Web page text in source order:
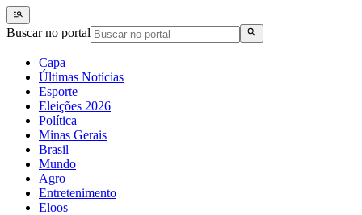
Buscar no portal
Capa
Últimas Notícias
Esporte
Eleições 2026
Política
Minas Gerais
Brasil
Mundo
Agro
Entretenimento
Eloos